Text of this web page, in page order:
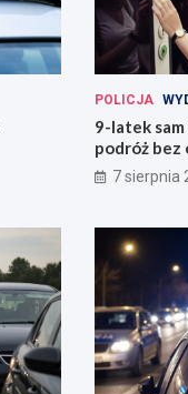
POLICJA
9-latek
podróż bez
7 sierpnia